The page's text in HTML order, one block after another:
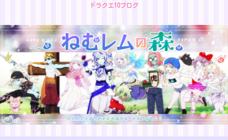
ドラクエ10ブログ